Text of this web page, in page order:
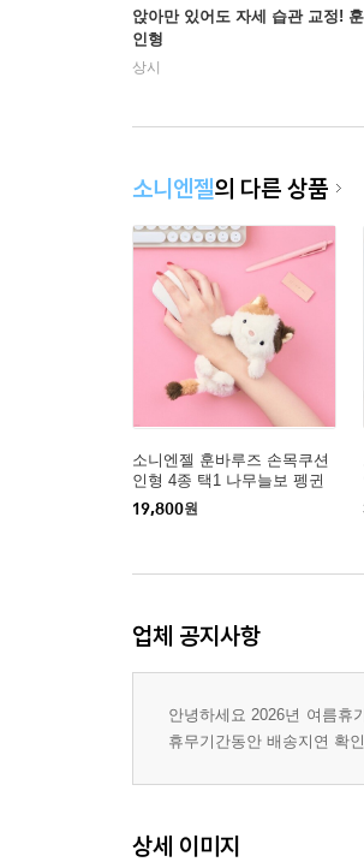
앉아만 있어도 자세 습관 교정!
인형
상시
소니엔젤의 다른 상품
소니엔젤 훈바루즈 손목쿠션
인형 4종 택1 나무늘보 펭귄
고양이 우파루파 인형 생일
직장인선물
19,800원
업체 공지사항
안녕하세요 2026년 여름휴
휴무기간동안 배송지연 확
상세 이미지